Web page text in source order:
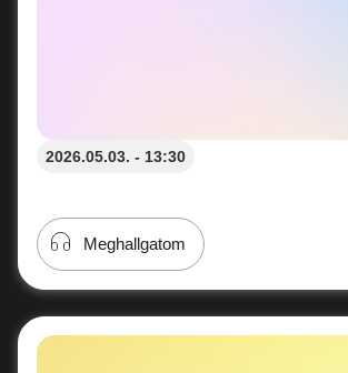
2026.05.03. - 13:30
Meghallgatom